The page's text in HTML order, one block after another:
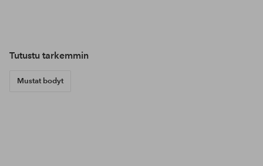
Tutustu tarkemmin
Mustat bodyt